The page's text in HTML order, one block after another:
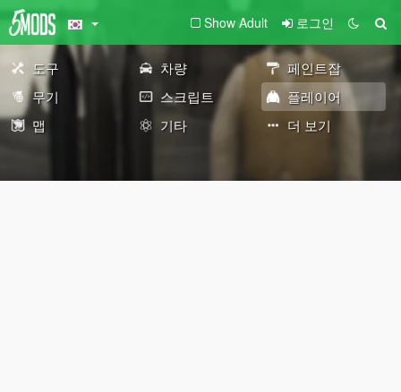
Show Adult 로그인
도구 차량
페인트잡
무기
스크립트
플레이어
맵
기타 더 보기